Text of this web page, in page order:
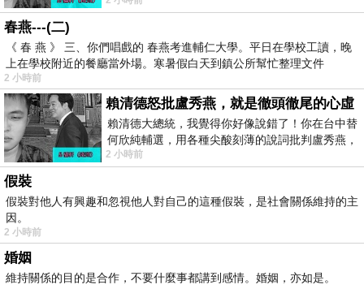
春燕---(二)
《 春 燕 》 三、你們唱戲的 春燕考進輔仁大學。平日在學校工讀，晚
上在學校附近的餐廳當外場。寒暑假白天到鎮公所幫忙整理文件
2 小時前
賴清德怒批盧秀燕，就是徹頭徹尾的心虛
賴清德大總統，我覺得你好像說錯了！你在台中替
何欣純輔選，用各種尖酸刻薄的說詞批判盧秀燕，
罵她施政滿意度輸給陳其邁，甚至還說盧
2 小時前
假裝
假裝對他人有興趣和忽視他人對自己的這種假裝，是社會關係維持的主
因。
2 小時前
婚姻
維持關係的目的是合作，不要什麼事都講到感情。婚姻，亦如是。